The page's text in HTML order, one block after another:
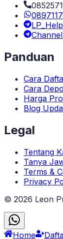
Panduan
Cara
Cara
Harga
Blog
Legal
Tentang
Tanya
Terms &
Privacy
© 2026 Leon
Home